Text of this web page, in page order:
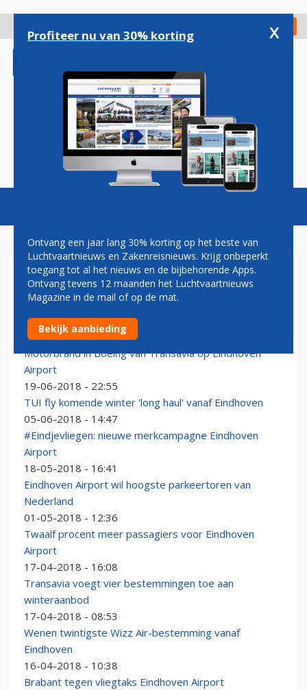
gaan
Check in
Magazine Podcasts Vacatures
EINDHOVEN AIRPORT
Nederlandse luchthavens blijven groeien
25-06-2018 - 09:02
Motorbrand in Boeing van Transavia op Eindhoven
Airport
19-06-2018 - 22:55
TUI fly komende winter 'long haul' vanaf Eindhoven
05-06-2018 - 14:47
#Eindjevliegen: nieuwe merkcampagne Eindhoven
Airport
18-05-2018 - 16:41
Eindhoven Airport wil hoogste parkeertoren van
Nederland
01-05-2018 - 12:36
Twaalf procent meer passagiers voor Eindhoven
Airport
17-04-2018 - 16:08
Transavia voegt vier bestemmingen toe aan
winteraanbod
17-04-2018 - 08:53
Wenen twintigste Wizz Air-bestemming vanaf
Eindhoven
16-04-2018 - 10:38
Brabant tegen vliegtaks Eindhoven Airport
Profiteer nu van 30% korting x
Ontvang een jaar lang 30% korting op het beste van
Luchtvaartnieuws en Zakenreisnieuws. Krijg onbeperkt
toegang tot al het nieuws en de bijbehorende Apps.
Ontvang tevens 12 maanden het Luchtvaartnieuws
Magazine in de mail of op de mat.
Bekijk aanbieding